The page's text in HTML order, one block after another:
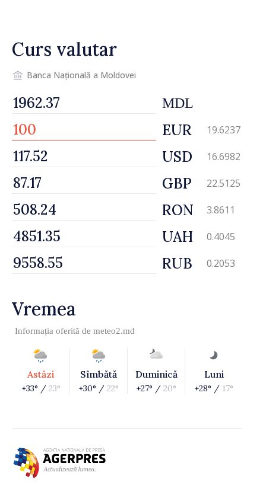
depășim blocajele și să dăm o
șansă localităților să se
dezvolte”
Curs valutar
Banca Națională a Moldovei
MDL
EUR 19.6237
USD 16.6982
GBP 22.5125
RON 3.8611
UAH 0.4045
RUB 0.2053
Vremea
Informația oferită de meteo2.md
Astăzi
+33° / 23°
Sîmbătă
+30° / 22°
Duminică
+27° / 20°
Luni
+28° / 17°